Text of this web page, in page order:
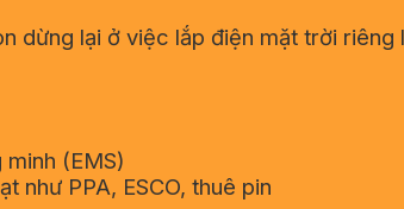
dừng lại ở việc lắp điện mặt trời
(EMS)
như PPA, ESCO, thuê pin